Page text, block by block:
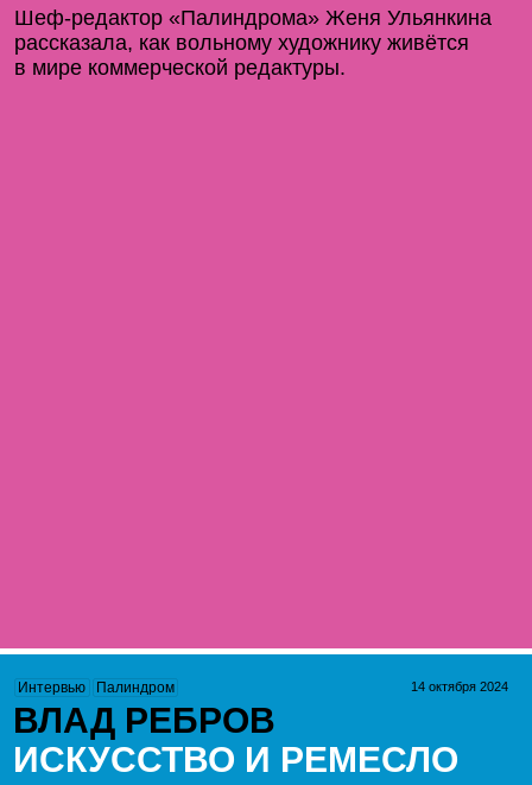
Шеф-редактор «Палиндрома» Женя Ульянкина
рассказала, как вольному художнику живётся
в мире коммерческой редактуры.
Интервью Палиндром 14 октября 2024
ВЛАД РЕБРОВ
ИСКУССТВО И РЕМЕСЛО